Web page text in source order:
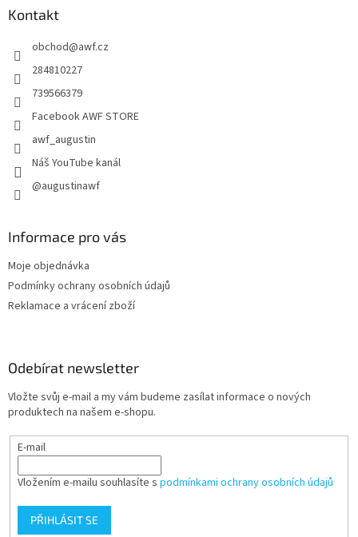
Kontakt
obchod@awf.cz
284810227
739566379
Facebook AWF STORE
awf_augustin
Náš YouTube kanál
@augustinawf
Informace pro vás
Moje objednávka
Podmínky ochrany osobních údajů
Reklamace a vrácení zboží
Odebírat newsletter
Vložte svůj e-mail a my vám budeme zasílat informace o nových
produktech na našem e-shopu.
E-mail
Vložením e-mailu souhlasíte s podmínkami ochrany osobních údajů
PŘIHLÁSIT SE